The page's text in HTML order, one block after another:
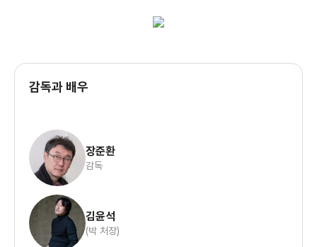
감독과 배우
장준환
감독
김윤석
(박 처장)